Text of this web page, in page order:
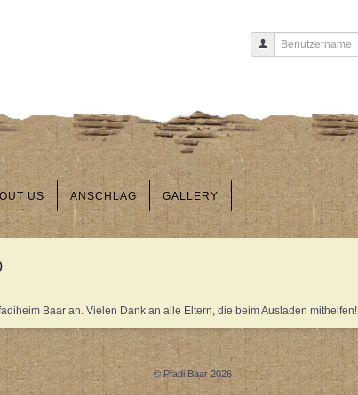
Benutzername
US ANSCHLAG GALLERY
Baar an. Vielen Dank an alle Eltern, die beim Ausladen mithelfen!
© Pfadi Baar 2026